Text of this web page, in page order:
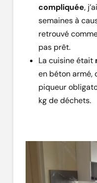
compliquée,
semaines à
retrouvé
pas prêt.
La cuisine était
en béton armé,
piqueur
kg de déchets.